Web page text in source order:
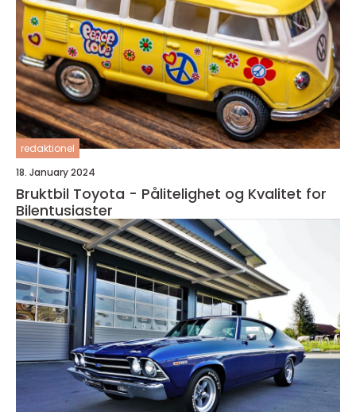
redaktionel
18. January 2024
Bruktbil Toyota - Pålitelighet og Kvalitet for
Bilentusiaster